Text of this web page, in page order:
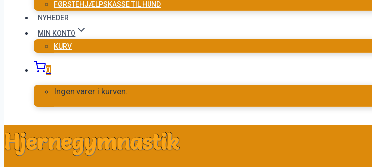
FØRSTEHJÆLPSKASSE TIL HUND
NYHEDER
MIN KONTO
KURV
0
Ingen varer i kurven.
Hjernegymnastik